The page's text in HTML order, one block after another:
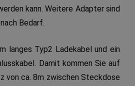
kann. Weitere Adapter sind
Bedarf.
langes Typ2 Ladekabel und ein
Damit kommen Sie auf
von ca. 8m zwischen Steckdose